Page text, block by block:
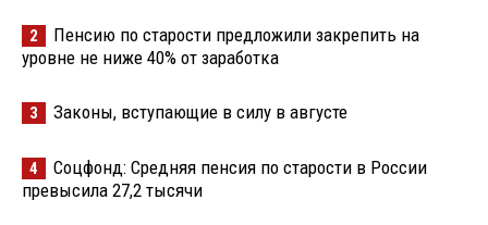
2
Пенсию по старости предложили закрепить на
уровне не ниже 40% от заработка
3 Законы, вступающие в силу в августе
4
Соцфонд: Средняя пенсия по старости в России
превысила 27,2 тысячи